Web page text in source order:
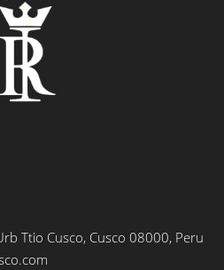
Ttio Cusco, Cusco 08000, Peru